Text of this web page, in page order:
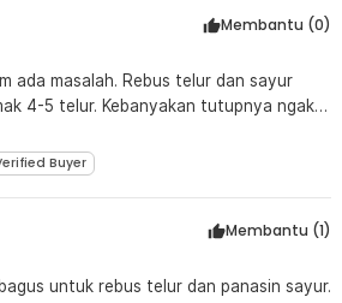
Membantu (0)
ada masalah. Rebus telur dan sayur
4-5 telur. Kebanyakan tutupnya ngak
Buyer
Membantu (1)
untuk rebus telur dan panasin sayur.